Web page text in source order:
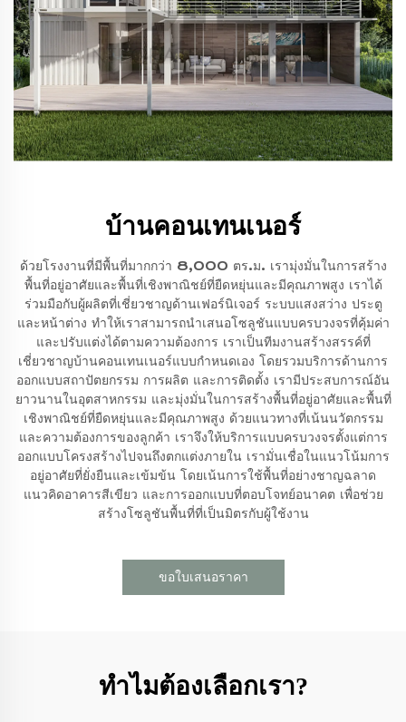
บ้านคอนเทนเนอร์
ด้วยโรงงานที่มีพื้นที่มากกว่า 8,000 ตร.ม. เรามุ่งมั่นในการสร้าง
พื้นที่อยู่อาศัยและพื้นที่เชิงพาณิชย์ที่ยืดหยุ่นและมีคุณภาพสูง เราได้
ร่วมมือกับผู้ผลิตที่เชี่ยวชาญด้านเฟอร์นิเจอร์ ระบบแสงสว่าง ประตู
และหน้าต่าง ทำให้เราสามารถนำเสนอโซลูชันแบบครบวงจรที่คุ้มค่า
และปรับแต่งได้ตามความต้องการ เราเป็นทีมงานสร้างสรรค์ที่
เชี่ยวชาญบ้านคอนเทนเนอร์แบบกำหนดเอง โดยรวมบริการด้านการ
ออกแบบสถาปัตยกรรม การผลิต และการติดตั้ง เรามีประสบการณ์อัน
ยาวนานในอุตสาหกรรม และมุ่งมั่นในการสร้างพื้นที่อยู่อาศัยและพื้นที่
เชิงพาณิชย์ที่ยืดหยุ่นและมีคุณภาพสูง ด้วยแนวทางที่เน้นนวัตกรรม
และความต้องการของลูกค้า เราจึงให้บริการแบบครบวงจรตั้งแต่การ
ออกแบบโครงสร้างไปจนถึงตกแต่งภายใน เรามั่นเชื่อในแนวโน้มการ
อยู่อาศัยที่ยั่งยืนและเข้มข้น โดยเน้นการใช้พื้นที่อย่างชาญฉลาด
แนวคิดอาคารสีเขียว และการออกแบบที่ตอบโจทย์อนาคต เพื่อช่วย
สร้างโซลูชันพื้นที่ที่เป็นมิตรกับผู้ใช้งาน
ขอใบเสนอราคา
ทำไมต้องเลือกเรา?